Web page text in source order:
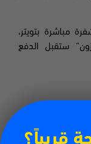
مباشرة بتويتر،
“ ستقبل الدفع
قريباً؟